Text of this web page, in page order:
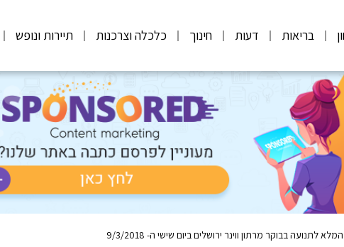
בריאות דעות חינוך כלכלה וצרכנות תיירות ונופש
לתנועה בבוקר מרתון ווינר ירושלים ביום שישי ה- 9/3/2018